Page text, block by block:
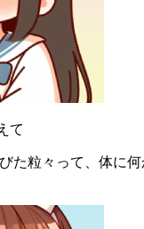
て
た粒々って、体に